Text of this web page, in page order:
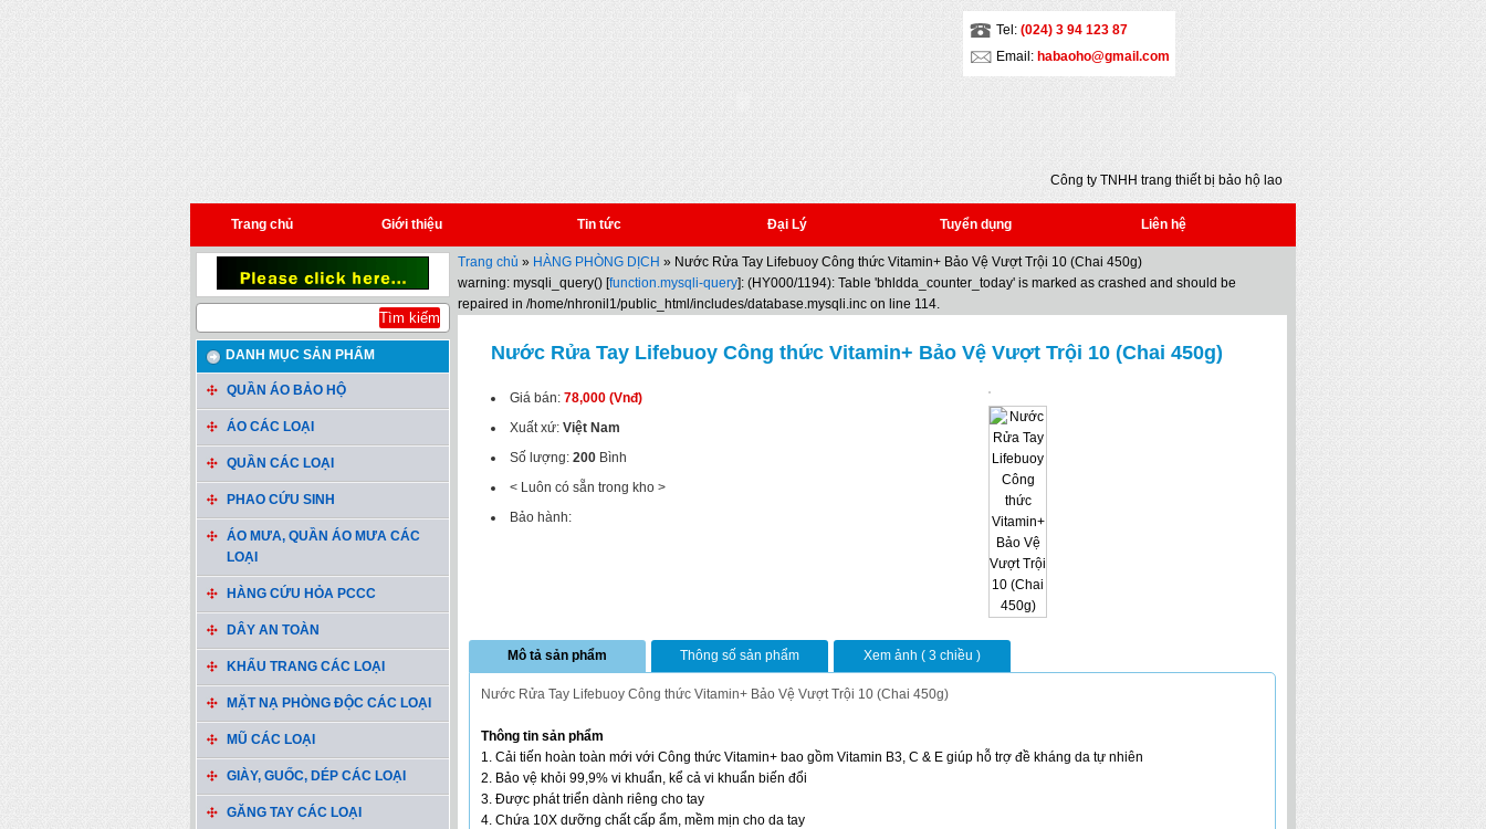
Tel: (024) 3 94 123 87
Email: habaoho@gmail.com
Công ty TNHH trang thiết bị bảo hộ lao động
Đại An - Địa chỉ: Số 5 - Yết Kiêu - Quận Hai Bà
Trưng - Hà Nội - Tel: (024) 3 941 2386 * Fax:
(024) 3 941 2386 * Email: habaoho@gmail.com
Trang chủ Giới thiệu Tin tức Đại Lý Tuyển dụng Liên hệ
DANH MỤC SẢN PHẨM
QUẦN ÁO BẢO HỘ
ÁO CÁC LOẠI
QUẦN CÁC LOẠI
PHAO CỨU SINH
ÁO MƯA, QUẦN ÁO MƯA CÁC
LOẠI
HÀNG CỨU HỎA PCCC
DÂY AN TOÀN
KHẨU TRANG CÁC LOẠI
MẶT NẠ PHÒNG ĐỘC CÁC LOẠI
MŨ CÁC LOẠI
GIÀY, GUỐC, DÉP CÁC LOẠI
GĂNG TAY CÁC LOẠI
Trang chủ » HÀNG PHÒNG DỊCH » Nước Rửa Tay Lifebuoy Công thức Vitamin+ Bảo Vệ Vượt Trội 10 (Chai 450g)
warning: mysqli_query() [function.mysqli-query]: (HY000/1194): Table 'bhldda_counter_today' is marked as crashed and should be
repaired in /home/nhronil1/public_html/includes/database.mysqli.inc on line 114.
Nước Rửa Tay Lifebuoy Công thức Vitamin+ Bảo Vệ Vượt Trội 10 (Chai 450g)
Giá bán: 78,000 (Vnđ)
Xuất xứ: Việt Nam
Số lượng: 200 Bình
< Luôn có sẵn trong kho >
Bảo hành:
Mô tả sản phẩm Thông số sản phẩm Xem ảnh ( 3 chiều )
Nước Rửa Tay Lifebuoy Công thức Vitamin+ Bảo Vệ Vượt Trội 10 (Chai 450g)
Thông tin sản phẩm
1. Cải tiến hoàn toàn mới với Công thức Vitamin+ bao gồm Vitamin B3, C & E giúp hỗ trợ đề kháng da tự nhiên
2. Bảo vệ khỏi 99,9% vi khuẩn, kể cả vi khuẩn biến đổi
3. Được phát triển dành riêng cho tay
4. Chứa 10X dưỡng chất cấp ẩm, mềm mịn cho da tay